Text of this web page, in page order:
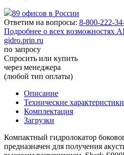
89 офисов в России
Ответим на вопросы: 8-800-222-
Подробнее о всех возможностях
gidro.prin.ru
по запросу
Спросить или купить
через менеджера
(любой тип оплаты)
Описание
Технические характеристики
Комплектация
Загрузки
Компактный гидролокатор
предназначен для получения